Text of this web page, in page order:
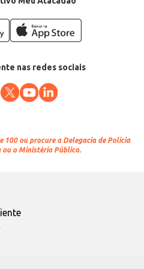
nas redes sociais
100 ou procure a Delegacia de Polícia
ou o Ministério Público.